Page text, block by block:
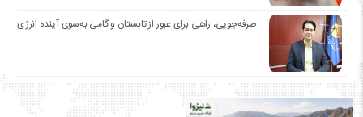
صرفه‌جویی، راهی برای عبور از تابستان و گامی به‌سوی آینده انرژی